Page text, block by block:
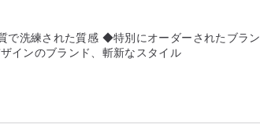
で洗練された質感 ◆特別にオーダーされたブラン
インのブランド、斬新なスタイル